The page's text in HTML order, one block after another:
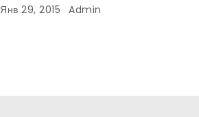
рекламы
Янв 29, 2015 Admin